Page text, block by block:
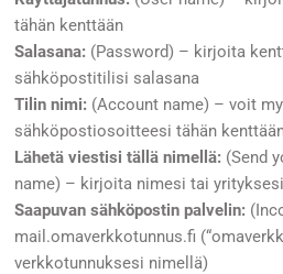
tähän kenttään
Salasana: (Password) – kirjoita
sähköpostitilisi salasana
Tilin nimi: (Account name) – voit
sähköpostiosoitteesi tähän
Lähetä viestisi tällä nimellä: (Send
name) – kirjoita nimesi tai
Saapuvan sähköpostin palvelin:
mail.omaverkkotunnus.fi
verkkotunnuksesi nimellä)